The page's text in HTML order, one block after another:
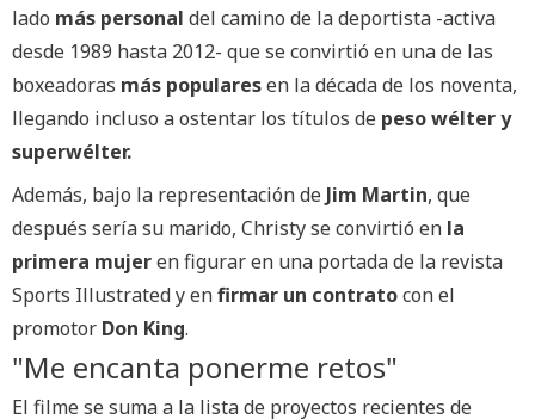
lado más personal del camino de la deportista -activa
desde 1989 hasta 2012- que se convirtió en una de las
boxeadoras más popularesen la década de los noventa,
llegando incluso a ostentar los títulos de peso wélter y
superwélter.
Además, bajo la representación de Jim Martin, que
después sería su marido, Christy se convirtió en la
primera mujeren figurar en una portada de la revista
Sports Illustrated y enfirmar un contratocon el
promotor Don King.
"Me encanta ponerme retos"
El filme se suma a la lista de proyectos recientes de